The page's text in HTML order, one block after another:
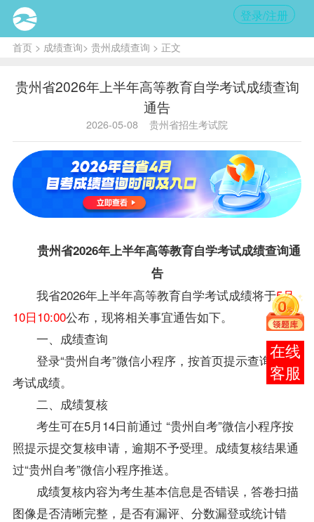
登录/注册
首页> 成绩查询> 贵州成绩查询 > 正文
贵州省2026年上半年高等教育自学考试成绩查询
通告
2026-05-08 贵州省招生考试院
贵州省2026年上半年高等教育自学考试成绩查询通
告
我省2026年上半年高等教育自学考试成绩将于5月
10日10:00公布，现将相关事宜通告如下。
一、成绩查询
登录“贵州自考”微信小程序，按首页提示查询本次
考试成绩。
二、成绩复核
考生可在5月14日前通过 “贵州自考”微信小程序按
照提示提交复核申请，逾期不予受理。成绩复核结果通
过“贵州自考”微信小程序推送。
成绩复核内容为考生基本信息是否错误，答卷扫描
图像是否清晰完整，是否有漏评、分数漏登或统计错
在线
客服